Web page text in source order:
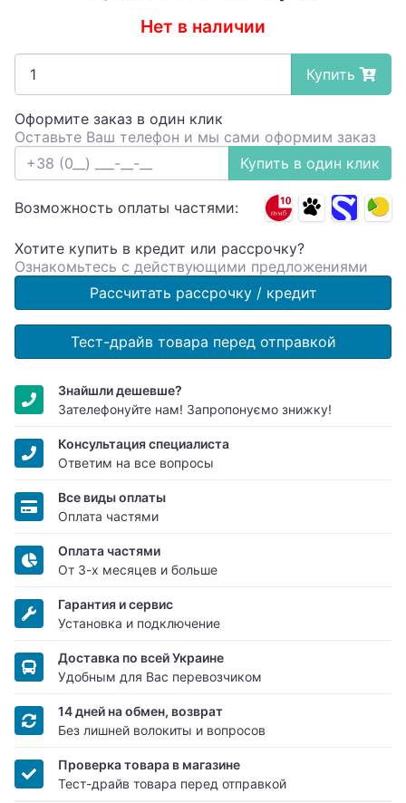
Нет в наличии
Купить
Оформите заказ в один клик
Оставьте Ваш телефон и мы сами оформим заказ
Купить в один клик
Возможность оплаты частями:
Хотите купить в кредит или рассрочку?
Ознакомьтесь с действующими предложениями
Рассчитать рассрочку / кредит
Тест-драйв товара перед отправкой
Знайшли дешевше?
Зателефонуйте нам! Запропонуємо знижку!
Консультация специалиста
Ответим на все вопросы
Все виды оплаты
Оплата частями
Оплата частями
От 3-х месяцев и больше
Гарантия и сервис
Установка и подключение
Доставка по всей Украине
Удобным для Вас перевозчиком
14 дней на обмен, возврат
Без лишней волокиты и вопросов
Проверка товара в магазине
Тест-драйв товара перед отправкой